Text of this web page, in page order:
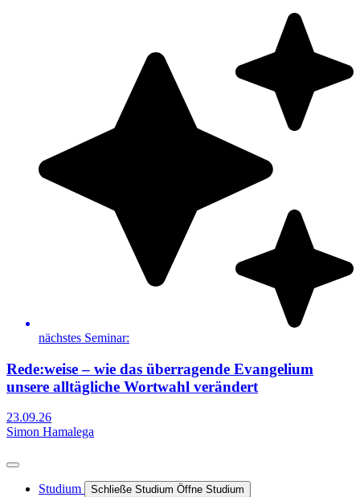
nächstes Seminar:
Rede:weise – wie das überragende Evangelium
unsere alltägliche Wortwahl verändert
23.09.26
Simon Hamalega
Studium Schließe Studium Öffne Studium